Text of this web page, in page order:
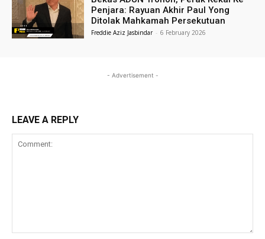
Penjara: Rayuan Akhir Paul Yong
Ditolak Mahkamah Persekutuan
Freddie Aziz Jasbindar - 6 February 2026
- Advertisement -
LEAVE A REPLY